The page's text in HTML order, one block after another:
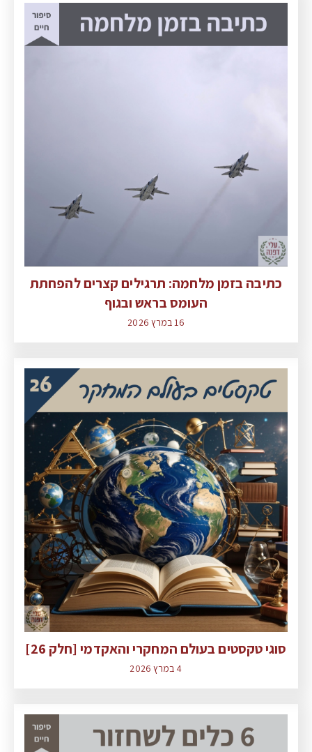
כתיבה בזמן מלחמה: תרגילים קצרים להפחתת
העומס בראש ובגוף
16 במרץ 2026
סוגי טקסטים בעולם המחקרי והאקדמי [חלק 26]
4 במרץ 2026